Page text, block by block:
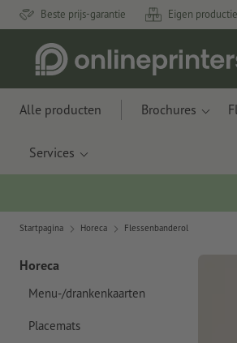
Beste prijs-garantie Eigen productie
Alle producten Brochures
Services
Startpagina Horeca Flessenbanderol
Horeca
Menu-/drankenkaarten
Placemats